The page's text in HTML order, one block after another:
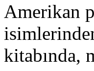
Amerikan
kitabında,